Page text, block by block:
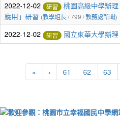
2022-12-02 研習
桃園高級中學辦
應用」研習 (教學組長/ 799 /教務處新聞)
2022-12-02 研習 國立東華大學辦
« ‹ 61 62 63